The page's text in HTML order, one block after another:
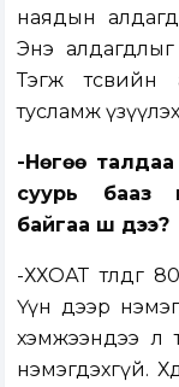
наядын
Энэ алдагдлыг
Тэгж төсвийн
тусламж
-Нөгөө
суурь бааз
байгаа шүү дээ?
-ХХОАТ төлдөг
Үүн дээр
хэмжээндээ л
нэмэгдэхгүй.